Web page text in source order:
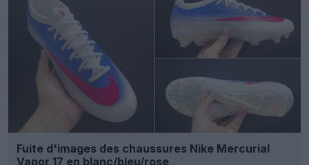
Fuite d'images des chaussures Nike Mercurial
Vapor 17 en blanc/bleu/rose